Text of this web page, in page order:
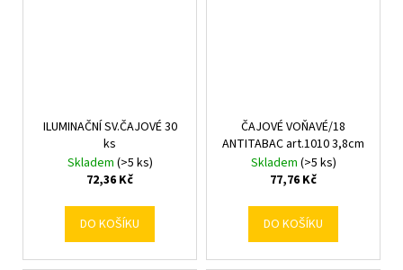
ILUMINAČNÍ SV.ČAJOVÉ 30
ks
Skladem (>5 ks)
72,36 Kč
DO KOŠÍKU
ČAJOVÉ VOŇAVÉ/18
ANTITABAC art.1010 3,8cm
Skladem (>5 ks)
77,76 Kč
DO KOŠÍKU